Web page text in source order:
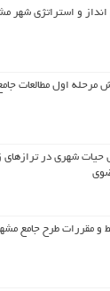
و استراتژی شهر
مرحله اول مطالعات
شهري در ترازهاي
و مقررات طرح جامع